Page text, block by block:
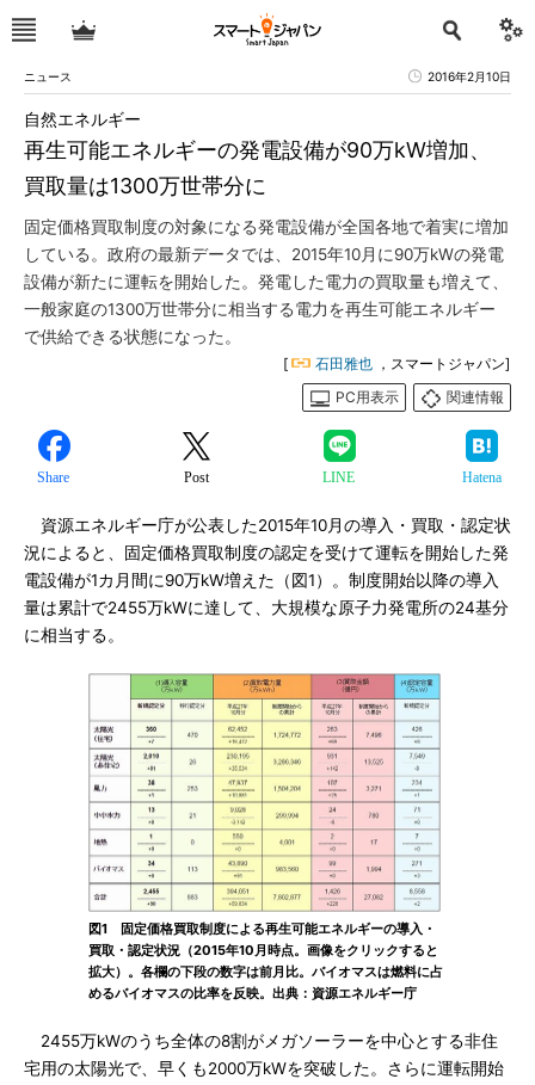
ニュース 2016年2月10日
再生可能エネルギーの発電設備が90万kW増加、
買取量は1300万世帯分に
自然エネルギー
固定価格買取制度の対象になる発電設備が全国各地で着実に増加
している。政府の最新データでは、2015年10月に90万kWの発電
設備が新たに運転を開始した。発電した電力の買取量も増えて、
一般家庭の1300万世帯分に相当する電力を再生可能エネルギー
で供給できる状態になった。
[ 石田雅也 ，スマートジャパン]
PC用表示
関連情報
Share Post LINE Hatena
資源エネルギー庁が公表した2015年10月の導入・買取・認定状
況によると、固定価格買取制度の認定を受けて運転を開始した発
電設備が1カ月間に90万kW増えた（図1）。制度開始以降の導入
量は累計で2455万kWに達して、大規模な原子力発電所の24基分
に相当する。
図1 固定価格買取制度による再生可能エネルギーの導入・
買取・認定状況（2015年10月時点。画像をクリックすると
拡大）。各欄の下段の数字は前月比。バイオマスは燃料に占
めるバイオマスの比率を反映。出典：資源エネルギー庁
2455万kWのうち全体の8割がメガソーラーを中心とする非住
宅用の太陽光で、早くも2000万kWを突破した。さらに運転開始